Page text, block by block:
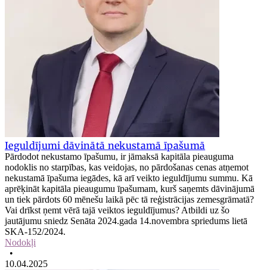
Ieguldījumi dāvinātā nekustamā īpašumā
Pārdodot nekustamo īpašumu, ir jāmaksā kapitāla pieauguma
nodoklis no starpības, kas veidojas, no pārdošanas cenas atņemot
nekustamā īpašuma iegādes, kā arī veikto ieguldījumu summu. Kā
aprēķināt kapitāla pieaugumu īpašumam, kurš saņemts dāvinājumā
un tiek pārdots 60 mēnešu laikā pēc tā reģistrācijas zemesgrāmatā?
Vai drīkst ņemt vērā tajā veiktos ieguldījumus? Atbildi uz šo
jautājumu sniedz Senāta 2024.gada 14.novembra spriedums lietā
SKA-152/2024.
Nodokļi
•
10.04.2025